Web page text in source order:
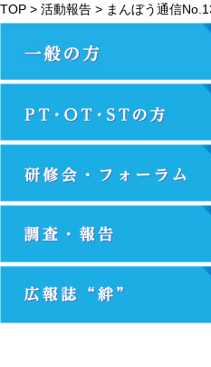
TOP > 活動報告 > まんぼう通信